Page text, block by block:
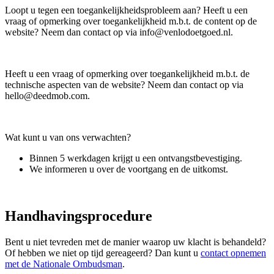
Loopt u tegen een toegankelijkheidsprobleem aan? Heeft u een
vraag of opmerking over toegankelijkheid m.b.t. de content op de
website? Neem dan contact op via info@venlodoetgoed.nl.
Heeft u een vraag of opmerking over toegankelijkheid m.b.t. de
technische aspecten van de website? Neem dan contact op via
hello@deedmob.com.
Wat kunt u van ons verwachten?
Binnen 5 werkdagen krijgt u een ontvangstbevestiging.
We informeren u over de voortgang en de uitkomst.
Handhavingsprocedure
Bent u niet tevreden met de manier waarop uw klacht is behandeld?
Of hebben we niet op tijd gereageerd? Dan kunt u contact opnemen
met de Nationale Ombudsman.